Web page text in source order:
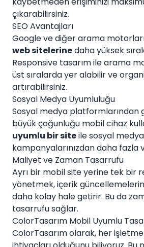
çıkarabilirsiniz.
SEO Avantajları
Google ve diğer arama
web sitelerinedaha yüksek
Responsive tasarım ile arama
üst sıralarda yer alabilir ve
artırabilirsiniz.
Sosyal Medya Uyumluluğu
Sosyal medya platformlarından
büyük çoğunluğu mobil cihaz
uyumlu bir siteile sosyal medya
kampanyalarınızdan daha fazla
Maliyet ve Zaman Tasarrufu
Ayrı bir mobil site yerine tek bir
yönetmek, içerik
daha kolay hale getirir. Bu da
tasarrufu sağlar.
ColorTasarım Mobil Uyumlu
ColorTasarım olarak, her